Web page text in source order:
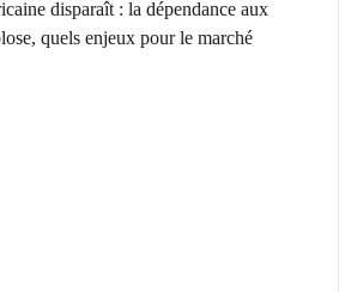
disparaît : la dépendance aux
quels enjeux pour le marché